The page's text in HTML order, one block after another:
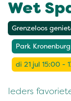
Wet
Grenzeloos
Park
di 21 jul 15:00 -
Ieders